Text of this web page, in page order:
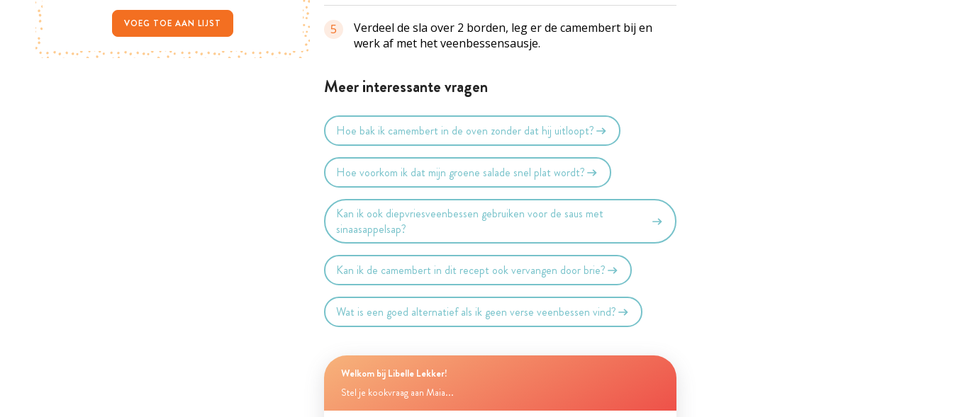
5
Verdeel de sla over 2 borden, leg er de camembert bij en
werk af met het veenbessensausje.
Meer interessante vragen
Hoe bak ik camembert in de oven zonder dat hij uitloopt?
Hoe voorkom ik dat mijn groene salade snel plat wordt?
Kan ik ook diepvriesveenbessen gebruiken voor de saus met
sinaasappelsap?
Kan ik de camembert in dit recept ook vervangen door brie?
Wat is een goed alternatief als ik geen verse veenbessen vind?
Welkom bij Libelle Lekker!
Stel je kookvraag aan Maia...
VOEG TOE AAN LIJST